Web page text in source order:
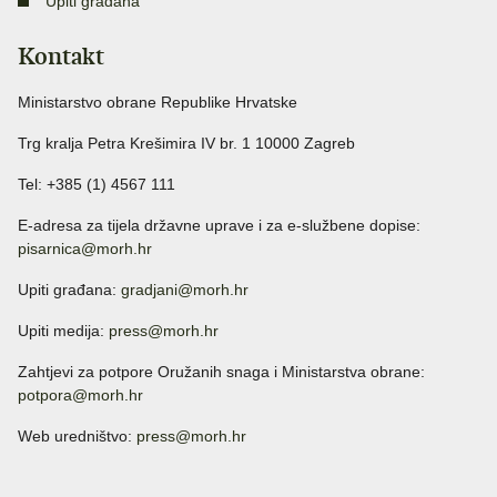
Kontakt
Ministarstvo obrane Republike Hrvatske
Trg kralja Petra Krešimira IV br. 1 10000 Zagreb
Tel: +385 (1) 4567 111
E-adresa za tijela državne uprave i za e-službene dopise:
pisarnica@morh.hr
Upiti građana: gradjani@morh.hr
Upiti medija: press@morh.hr
Zahtjevi za potpore Oružanih snaga i Ministarstva obrane:
potpora@morh.hr
Web uredništvo: press@morh.hr